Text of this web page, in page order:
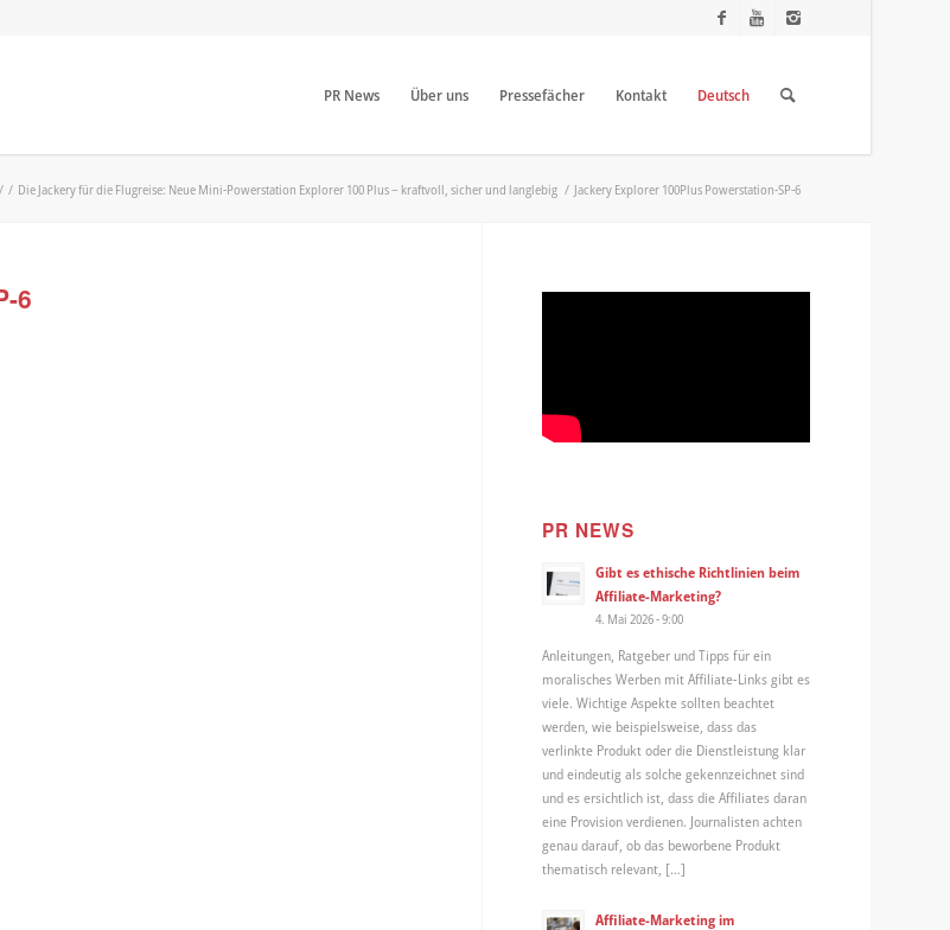
PR News Über uns Pressefächer Kontakt Deutsch
/ / Die Jackery für die Flugreise: Neue Mini-Powerstation Explorer 100 Plus – kraftvoll, sicher und langlebig / Jackery Explorer 100Plus Powerstation-SP-6
6
PR NEWS
Gibt es ethische Richtlinien beim
Affiliate-Marketing?
4. Mai 2026 - 9:00
Anleitungen, Ratgeber und Tipps für ein
moralisches Werben mit Affiliate-Links gibt es
viele. Wichtige Aspekte sollten beachtet
werden, wie beispielsweise, dass das
verlinkte Produkt oder die Dienstleistung klar
und eindeutig als solche gekennzeichnet sind
und es ersichtlich ist, dass die Affiliates daran
eine Provision verdienen. Journalisten achten
genau darauf, ob das beworbene Produkt
thematisch relevant, […]
Affiliate-Marketing im